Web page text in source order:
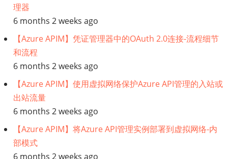
理器
6 months 2 weeks ago
【Azure APIM】凭证管理器中的OAuth 2.0连接-流程细节
和流程
6 months 2 weeks ago
【Azure APIM】使用虚拟网络保护Azure API管理的入站或
出站流量
6 months 2 weeks ago
【Azure APIM】将Azure API管理实例部署到虚拟网络-内
部模式
6 months 2 weeks ago